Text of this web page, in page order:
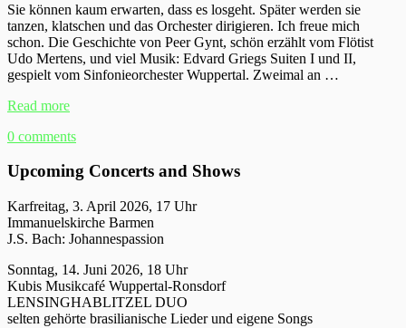
Sie können kaum erwarten, dass es losgeht. Später werden sie
tanzen, klatschen und das Orchester dirigieren. Ich freue mich
schon. Die Geschichte von Peer Gynt, schön erzählt vom Flötist
Udo Mertens, und viel Musik: Edvard Griegs Suiten I und II,
gespielt vom Sinfonieorchester Wuppertal. Zweimal an …
Read more
0 comments
Upcoming Concerts and Shows
Karfreitag, 3. April 2026, 17 Uhr
Immanuelskirche Barmen
J.S. Bach: Johannespassion
Sonntag, 14. Juni 2026, 18 Uhr
Kubis Musikcafé Wuppertal-Ronsdorf
LENSINGHABLITZEL DUO
selten gehörte brasilianische Lieder und eigene Songs